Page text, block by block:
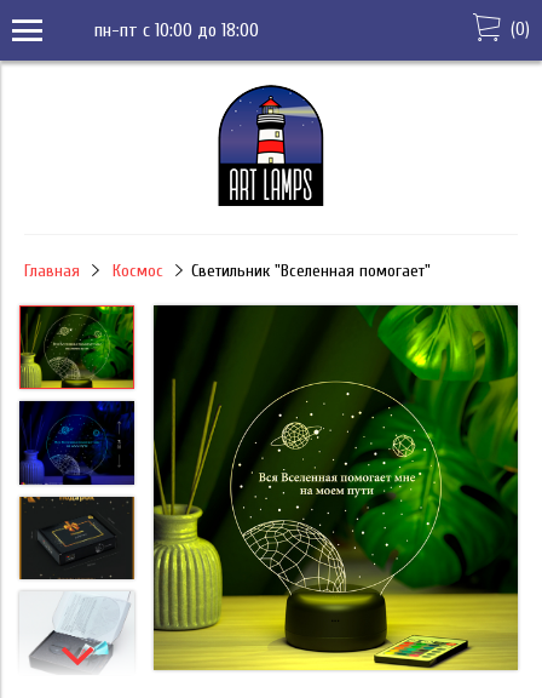
пн-пт с 10:00 до 18:00 (0)
Главная Космос Светильник "Вселенная помогает"